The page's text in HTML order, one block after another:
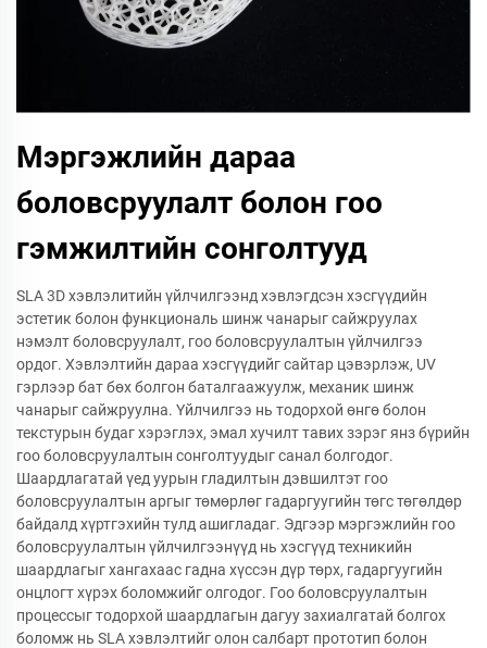
Мэргэжлийн дараа
боловсруулалт болон гоо
гэмжилтийн сонголтууд
SLA 3D хэвлэлитийн үйлчилгээнд хэвлэгдсэн хэсгүүдийн
эстетик болон функциональ шинж чанарыг сайжруулах
нэмэлт боловсруулалт, гоо боловсруулалтын үйлчилгээ
ордог. Хэвлэлтийн дараа хэсгүүдийг сайтар цэвэрлэж, UV
гэрлээр бат бөх болгон баталгаажуулж, механик шинж
чанарыг сайжруулна. Үйлчилгээ нь тодорхой өнгө болон
текстурын будаг хэрэглэх, эмал хучилт тавих зэрэг янз бүрийн
гоо боловсруулалтын сонголтуудыг санал болгодог.
Шаардлагатай үед уурын гладилтын дэвшилтэт гоо
боловсруулалтын аргыг төмөрлөг гадаргуугийн төгс төгөлдөр
байдалд хүртгэхийн тулд ашигладаг. Эдгээр мэргэжлийн гоо
боловсруулалтын үйлчилгээнүүд нь хэсгүүд техникийн
шаардлагыг хангахаас гадна хүссэн дүр төрх, гадаргуугийн
онцлогт хүрэх боломжийг олгодог. Гоо боловсруулалтын
процессыг тодорхой шаардлагын дагуу захиалгатай болгох
боломж нь SLA хэвлэлтийг олон салбарт прототип болон